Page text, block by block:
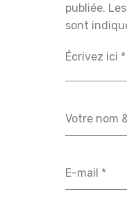
publiée.
sont